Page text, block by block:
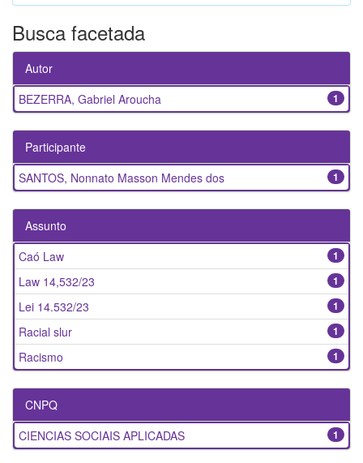
Busca facetada
Autor
1
BEZERRA, Gabriel Aroucha
Participante
1
SANTOS, Nonnato Masson Mendes dos
Assunto
1
Caó Law
1
Law 14,532/23
1
Lei 14.532/23
1
Racial slur
1
Racismo
CNPQ
1
CIENCIAS SOCIAIS APLICADAS